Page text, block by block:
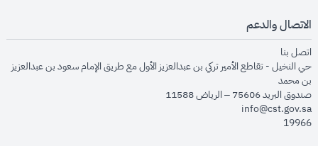
الاتصال والدعم
اتصل بنا
حي النخيل - تقاطع الأمير تركي بن عبدالعزيز الأول مع طريق الإمام سعود بن عبدالعزيز
بن محمد
صندوق البريد 75606 – الرياض 11588
info@cst.gov.sa
19966